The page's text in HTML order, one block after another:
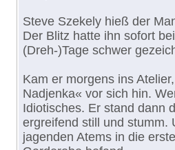
Steve Szekely hieß der
Der Blitz hatte ihn sofort
(Dreh-)Tage schwer
Kam er morgens ins
Nadjenka« vor sich hin.
Idiotisches. Er stand dann
ergreifend still und stumm.
jagenden Atems in die